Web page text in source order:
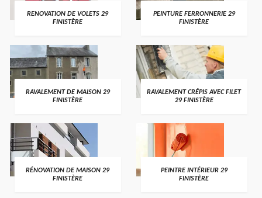
RENOVATION DE VOLETS 29
FINISTÈRE
PEINTURE FERRONNERIE 29
FINISTÈRE
RAVALEMENT DE MAISON 29
FINISTÈRE
RAVALEMENT CRÉPIS AVEC FILET
29 FINISTÈRE
RÉNOVATION DE MAISON 29
FINISTÈRE
PEINTRE INTÉRIEUR 29
FINISTÈRE